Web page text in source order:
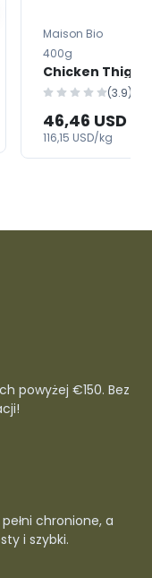
Maison Bio
400g
Chicken Thighs
(3.9)
46,46 USD
116,15 USD/kg
powyżej €150. Bez
chronione, a
i szybki.